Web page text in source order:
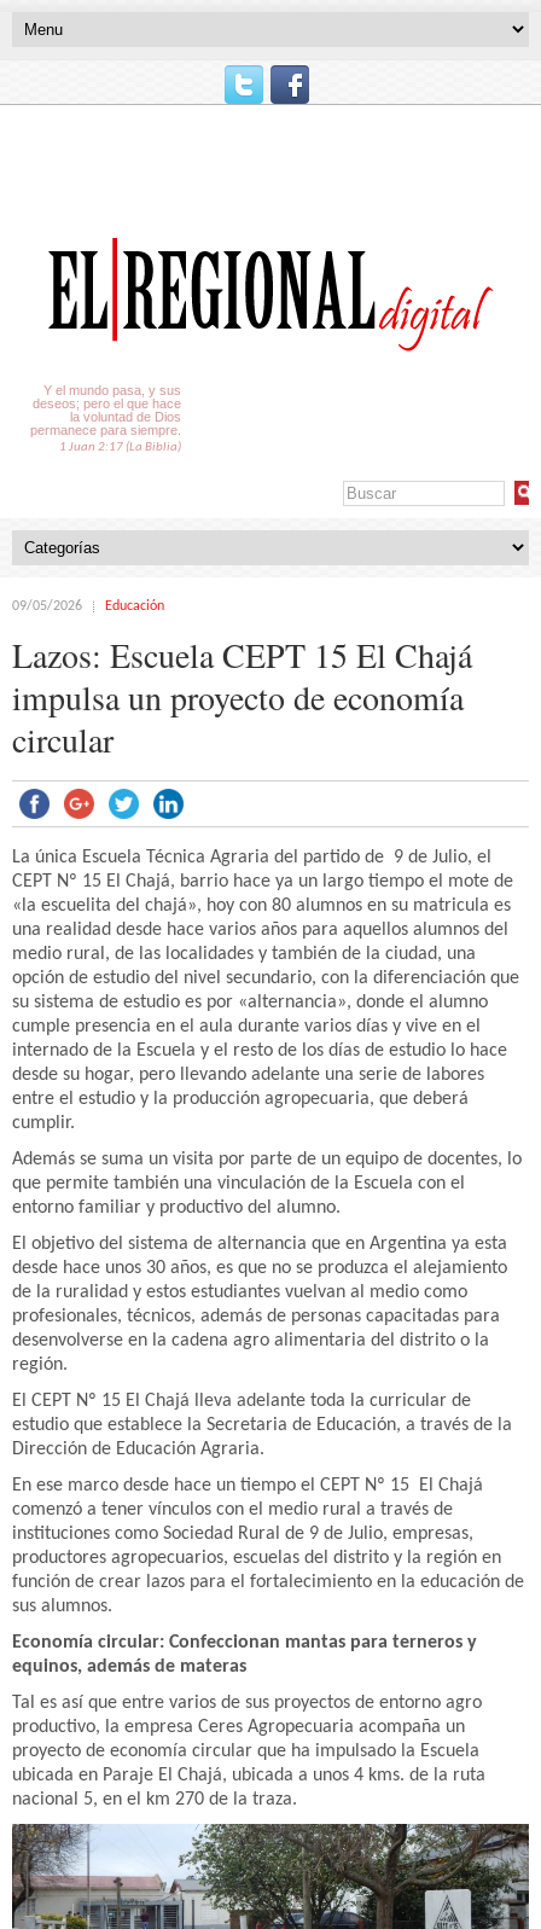
Y el mundo pasa, y sus
deseos; pero el que hace
la voluntad de Dios
permanece para siempre.
1 Juan 2:17 (La Biblia)
09/05/2026 Educación
Lazos: Escuela CEPT 15 El Chajá
impulsa un proyecto de economía
circular
La única Escuela Técnica Agraria del partido de 9 de Julio, el
CEPT Nº 15 El Chajá, barrio hace ya un largo tiempo el mote de
«la escuelita del chajá», hoy con 80 alumnos en su matricula es
una realidad desde hace varios años para aquellos alumnos del
medio rural, de las localidades y también de la ciudad, una
opción de estudio del nivel secundario, con la diferenciación que
su sistema de estudio es por «alternancia», donde el alumno
cumple presencia en el aula durante varios días y vive en el
internado de la Escuela y el resto de los días de estudio lo hace
desde su hogar, pero llevando adelante una serie de labores
entre el estudio y la producción agropecuaria, que deberá
cumplir.
Además se suma un visita por parte de un equipo de docentes, lo
que permite también una vinculación de la Escuela con el
entorno familiar y productivo del alumno.
El objetivo del sistema de alternancia que en Argentina ya esta
desde hace unos 30 años, es que no se produzca el alejamiento
de la ruralidad y estos estudiantes vuelvan al medio como
profesionales, técnicos, además de personas capacitadas para
desenvolverse en la cadena agro alimentaria del distrito o la
región.
El CEPT Nº 15 El Chajá lleva adelante toda la curricular de
estudio que establece la Secretaria de Educación, a través de la
Dirección de Educación Agraria.
En ese marco desde hace un tiempo el CEPT Nº 15 El Chajá
comenzó a tener vínculos con el medio rural a través de
instituciones como Sociedad Rural de 9 de Julio, empresas,
productores agropecuarios, escuelas del distrito y la región en
función de crear lazos para el fortalecimiento en la educación de
sus alumnos.
Economía circular: Confeccionan mantas para terneros y
equinos, además de materas
Tal es así que entre varios de sus proyectos de entorno agro
productivo, la empresa Ceres Agropecuaria acompaña un
proyecto de economía circular que ha impulsado la Escuela
ubicada en Paraje El Chajá, ubicada a unos 4 kms. de la ruta
nacional 5, en el km 270 de la traza.